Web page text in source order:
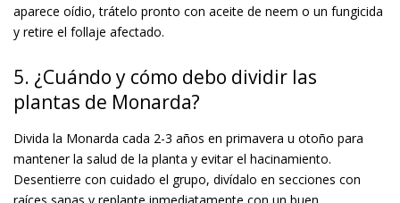
aparece oídio, trátelo pronto con aceite de neem o un fungicida
y retire el follaje afectado.
5. ¿Cuándo y cómo debo dividir las
plantas de Monarda?
Divida la Monarda cada 2-3 años en primavera u otoño para
mantener la salud de la planta y evitar el hacinamiento.
Desentierre con cuidado el grupo, divídalo en secciones con